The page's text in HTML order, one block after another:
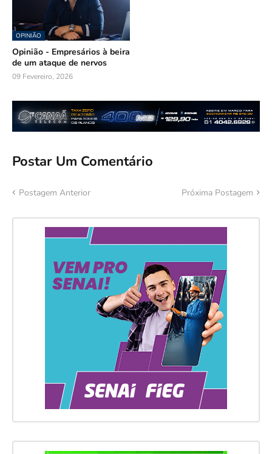
OPINIÃO
Opinião - Empresários à beira
de um ataque de nervos
09 Fevereiro, 2026
Postar Um Comentário
Postagem Anterior Próxima Postagem